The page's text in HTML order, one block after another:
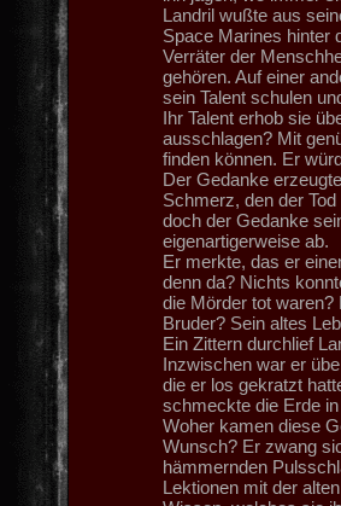
Landril wußte aus
Space Marines hinter
Verräter der
gehören. Auf einer
sein Talent schulen
Ihr Talent erhob sie
ausschlagen? Mit
finden können. Er
Der Gedanke
Schmerz, den der
doch der Gedanke
eigenartigerweise ab.
Er merkte, das er
denn da? Nichts
die Mörder tot
Bruder? Sein altes
Ein Zittern durchlief
Inzwischen war er
die er los gekratzt
schmeckte die Erde
Woher kamen diese
Wunsch? Er zwang
hämmernden
Lektionen mit der